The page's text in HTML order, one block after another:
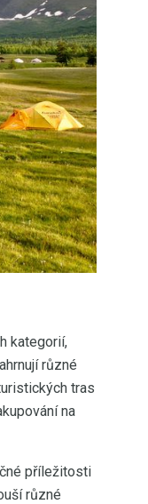
kategorií,
různé
tras
na
příležitosti
různé